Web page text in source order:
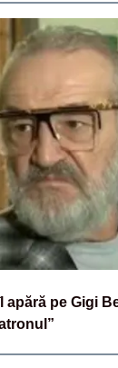
apără pe Gigi